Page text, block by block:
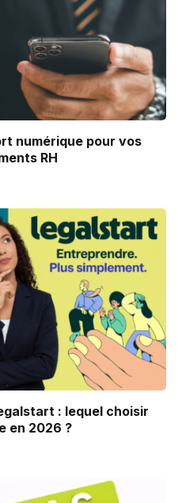
numérique pour vos
RH
: lequel choisir
en 2026 ?